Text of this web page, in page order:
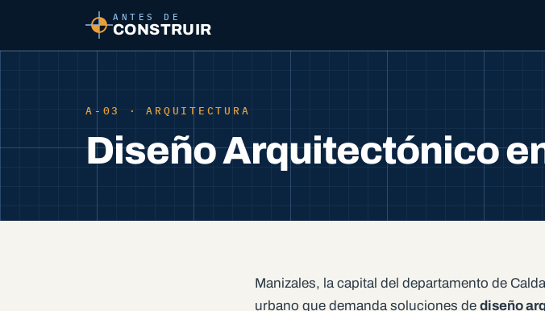
ANTES DE
CONSTRUIR
A-03 · ARQUITECTURA
Diseño Arquitectónico
Manizales, la capital del departamento de
urbano que demanda soluciones de diseño